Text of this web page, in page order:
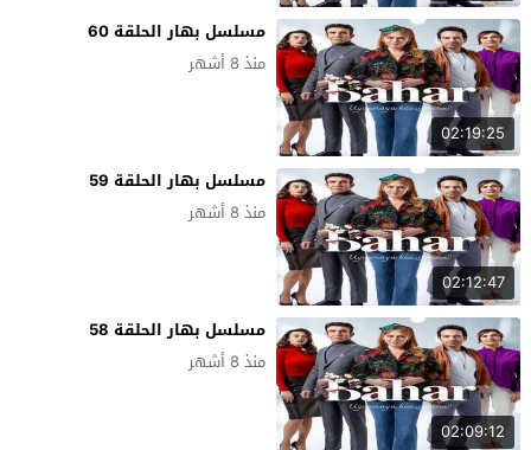
02:19:25
مسلسل بهار الحلقة 60
منذ 8 أشهر
02:12:47
مسلسل بهار الحلقة 59
منذ 8 أشهر
02:09:12
مسلسل بهار الحلقة 58
منذ 8 أشهر